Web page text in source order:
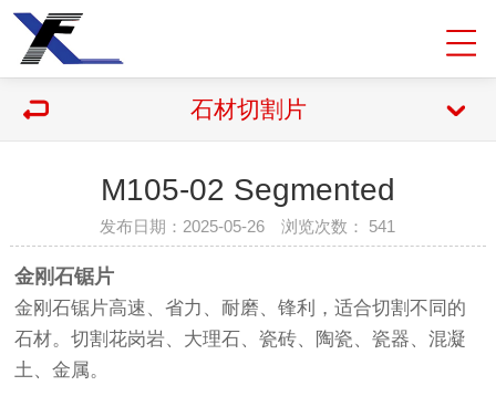
石材切割片
M105-02 Segmented
发布日期：2025-05-26 浏览次数： 541
金刚石锯片
金刚石锯片高速、省力、耐磨、锋利，适合切割不同的
石材。切割花岗岩、大理石、瓷砖、陶瓷、瓷器、混凝
土、金属。